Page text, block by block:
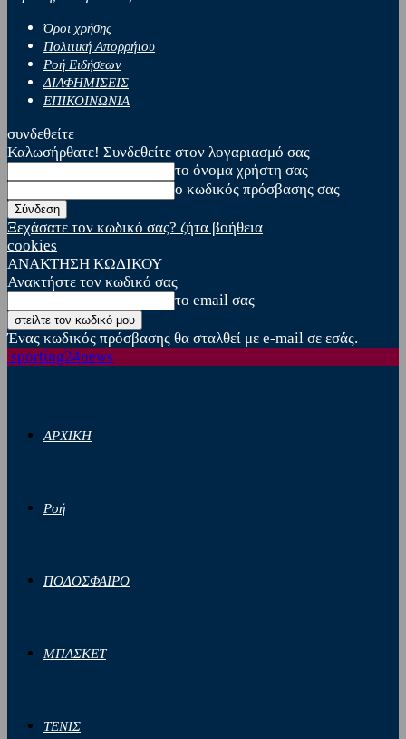
Όροι χρήσης
Πολιτική Απορρήτου
Ροή Ειδήσεων
ΔΙΑΦΗΜΙΣΕΙΣ
ΕΠΙΚΟΙΝΩΝΙΑ
συνδεθείτε
Καλωσήρθατε! Συνδεθείτε στον λογαριασμό σας
το όνομα χρήστη σας
ο κωδικός πρόσβασης σας
Ξεχάσατε τον κωδικό σας? ζήτα βοήθεια
cookies
ΑΝΑΚΤΗΣΗ ΚΩΔΙΚΟΥ
Ανακτήστε τον κωδικό σας
το email σας
Ένας κωδικός πρόσβασης θα σταλθεί με e-mail σε εσάς.
sporting24news
ΑΡΧΙΚΗ
Ροή
ΠΟΔΟΣΦΑΙΡΟ
ΜΠΑΣΚΕΤ
ΤΕΝΙΣ